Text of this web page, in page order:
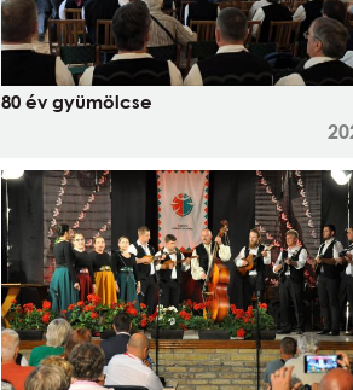
80 év gyümölcse